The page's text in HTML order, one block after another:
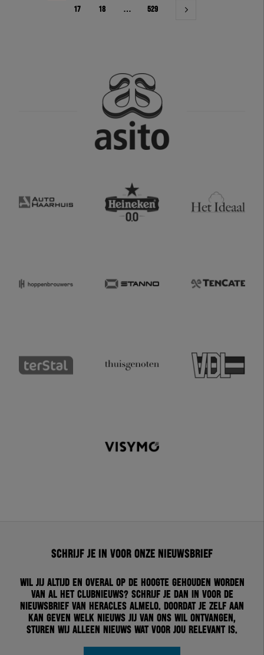
17 18 … 529
Schrijf je in voor onze nieuwsbrief
Wil jij altijd en overal op de hoogte gehouden worden
van al het clubnieuws? Schrijf je dan in voor de
nieuwsbrief van Heracles Almelo. Doordat je zelf aan
kan geven welk nieuws jij van ons wil ontvangen,
sturen wij alleen nieuws wat voor jou relevant is.